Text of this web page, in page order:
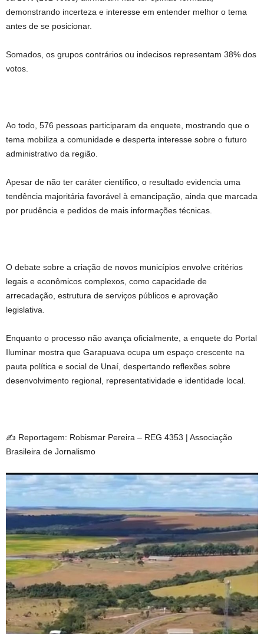
demonstrando incerteza e interesse em entender melhor o tema
antes de se posicionar.
Somados, os grupos contrários ou indecisos representam 38% dos
votos.
Ao todo, 576 pessoas participaram da enquete, mostrando que o
tema mobiliza a comunidade e desperta interesse sobre o futuro
administrativo da região.
Apesar de não ter caráter científico, o resultado evidencia uma
tendência majoritária favorável à emancipação, ainda que marcada
por prudência e pedidos de mais informações técnicas.
O debate sobre a criação de novos municípios envolve critérios
legais e econômicos complexos, como capacidade de
arrecadação, estrutura de serviços públicos e aprovação
legislativa.
Enquanto o processo não avança oficialmente, a enquete do Portal
Iluminar mostra que Garapuava ocupa um espaço crescente na
pauta política e social de Unaí, despertando reflexões sobre
desenvolvimento regional, representatividade e identidade local.
✍️ Reportagem: Robismar Pereira – REG 4353 | Associação
Brasileira de Jornalismo